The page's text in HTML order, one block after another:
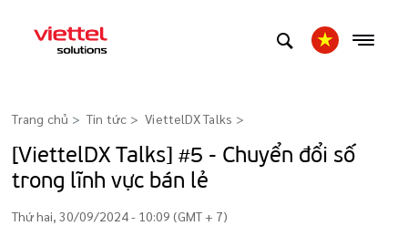
Trang chủ Tin tức ViettelDX Talks >
[ViettelDX Talks] #5 - Chuyển đổi số
trong lĩnh vực bán lẻ
Thứ hai, 30/09/2024 - 10:09 (GMT + 7)